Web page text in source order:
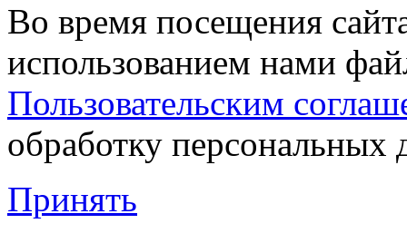
Во время посещения
использованием нами
Пользовательским
обработку персональных
Принять